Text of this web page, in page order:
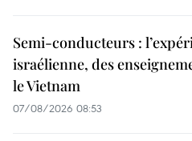
Semi-conducteurs :
israélienne, des
le Vietnam
07/08/2026 08:53